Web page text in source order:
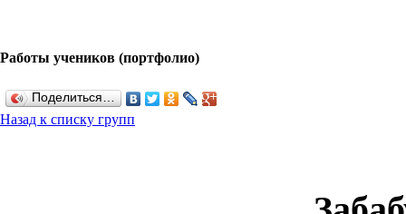
Работы учеников (портфолио)
Поделиться…
Назад к списку групп